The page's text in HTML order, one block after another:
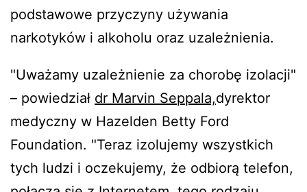
podstawowe przyczyny używania
narkotyków i alkoholu oraz uzależnienia.
"Uważamy uzależnienie za chorobę izolacji"
– powiedział dr Marvin Seppala,dyrektor
medyczny w Hazelden Betty Ford
Foundation. "Teraz izolujemy wszystkich
tych ludzi i oczekujemy, że odbiorą telefon,